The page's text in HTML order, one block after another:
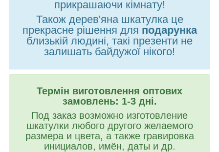
прикрашаючи кімнату!
Також дерев'яна шкатулка це
прекрасне рішення для подарунка
близькій людині, такі презенти не
залишать байдужої нікого!
Термін виготовлення оптових
замовлень: 1-3 дні.
Под заказ возможно изготовление
шкатулки любого другого желаемого
размера и цвета, а также гравировка
инициалов, имён, даты и др.